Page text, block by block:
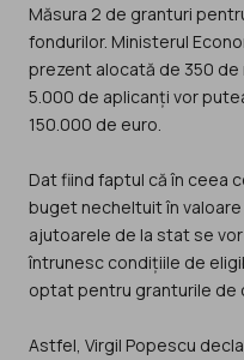
Măsura 2 de granturi
fondurilor. Ministerul
prezent alocată de 350
5.000 de aplicanți vor
150.000 de euro.
Dat fiind faptul că în ceea
buget necheltuit în
ajutoarele de la stat se
întrunesc condițiile de
optat pentru granturile de
Astfel, Virgil Popescu